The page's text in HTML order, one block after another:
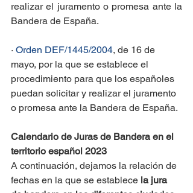
realizar el juramento o promesa ante la
Bandera de España.
· Orden DEF/1445/2004, de 16 de
mayo, por la que se establece el
procedimiento para que los españoles
puedan solicitar y realizar el juramento
o promesa ante la Bandera de España.
Calendario de Juras de Bandera en el
territorio español 2023
A continuación, dejamos la relación de
fechas en la que se establece la jura